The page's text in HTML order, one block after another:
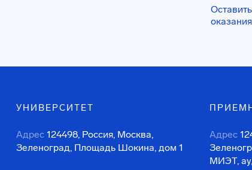
УНИВЕРСИТЕТ
Адрес 124498, Россия, Москва,
Зеленоград, Площадь Шокина, дом 1
Адрес
МИЭТ,